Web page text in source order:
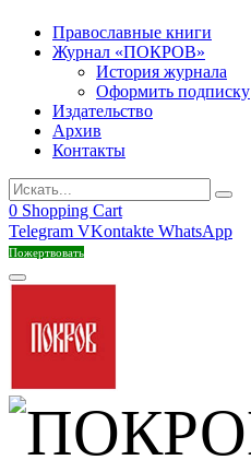
Православные книги
Журнал «ПОКРОВ»
История журнала
Оформить подписку
Издательство
Архив
Контакты
0 Shopping Cart
Telegram VKontakte WhatsApp
Пожертвовать